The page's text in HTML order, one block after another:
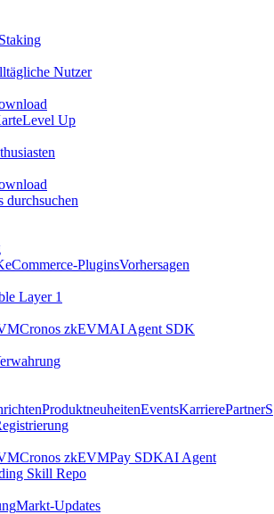
Staking
Nutzer
Level Up
durchsuchen
eCommerce-PluginsVorhersagen
Layer 1
Cronos zkEVMAI Agent SDK
ProduktneuheitenEventsKarrierePartnerS
Cronos zkEVMPay SDKAI Agent
Skill Repo
Markt-Updates